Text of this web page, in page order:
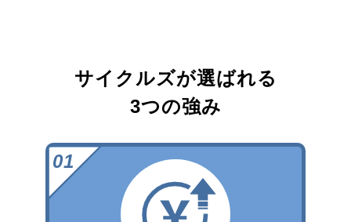
サイクルズが選ばれる
3つの強み